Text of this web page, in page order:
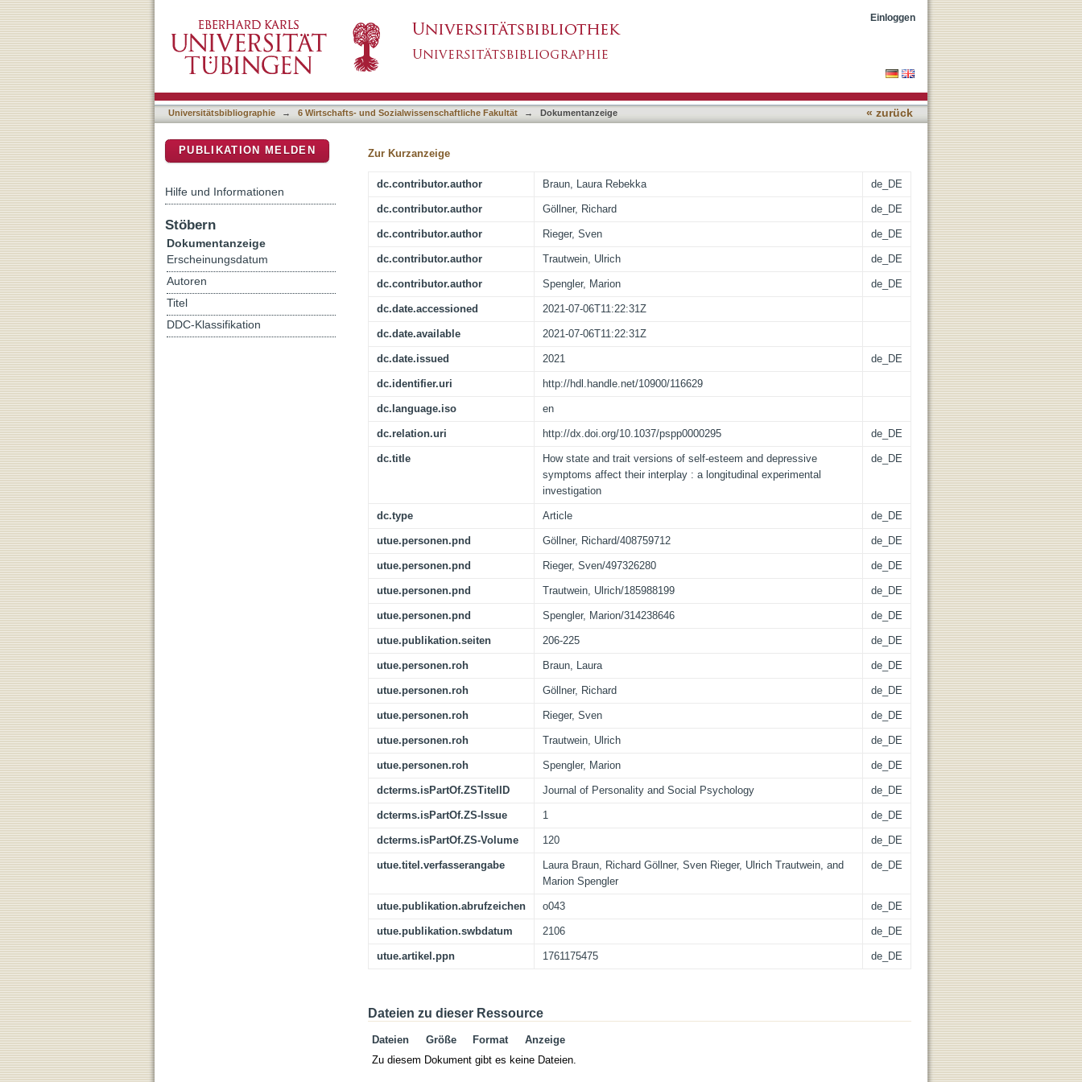
How state and trait versions of self-esteem and depressive symptoms affect their interplay : a
longitudinal experimental investigation
Einloggen
Universitätsbibliographie → 6 Wirtschafts- und Sozialwissenschaftliche Fakultät → Dokumentanzeige « zurück
Zur Kurzanzeige
dc.contributor.author Braun, Laura Rebekka de_DE
dc.contributor.author Göllner, Richard de_DE
dc.contributor.author Rieger, Sven de_DE
dc.contributor.author Trautwein, Ulrich de_DE
dc.contributor.author Spengler, Marion de_DE
dc.date.accessioned 2021-07-06T11:22:31Z
dc.date.available 2021-07-06T11:22:31Z
dc.date.issued 2021 de_DE
dc.identifier.uri http://hdl.handle.net/10900/116629
dc.language.iso en
dc.relation.uri http://dx.doi.org/10.1037/pspp0000295 de_DE
dc.title
How state and trait versions of self-esteem and depressive
symptoms affect their interplay : a longitudinal experimental
investigation
de_DE
dc.type Article de_DE
utue.personen.pnd Göllner, Richard/408759712 de_DE
utue.personen.pnd Rieger, Sven/497326280 de_DE
utue.personen.pnd Trautwein, Ulrich/185988199 de_DE
utue.personen.pnd Spengler, Marion/314238646 de_DE
utue.publikation.seiten 206-225 de_DE
utue.personen.roh Braun, Laura de_DE
utue.personen.roh Göllner, Richard de_DE
utue.personen.roh Rieger, Sven de_DE
utue.personen.roh Trautwein, Ulrich de_DE
utue.personen.roh Spengler, Marion de_DE
dcterms.isPartOf.ZSTitelID Journal of Personality and Social Psychology de_DE
dcterms.isPartOf.ZS-Issue 1 de_DE
dcterms.isPartOf.ZS-Volume 120 de_DE
utue.titel.verfasserangabe
Laura Braun, Richard Göllner, Sven Rieger, Ulrich Trautwein, and
Marion Spengler
de_DE
utue.publikation.abrufzeichen o043 de_DE
utue.publikation.swbdatum 2106 de_DE
utue.artikel.ppn 1761175475 de_DE
Dateien zu dieser Ressource
Dateien Größe Format
Anzeige
Zu diesem Dokument gibt es keine Dateien.
PUBLIKATION MELDEN
Hilfe und Informationen
Stöbern
Dokumentanzeige
Erscheinungsdatum
Autoren
Titel
DDC-Klassifikation